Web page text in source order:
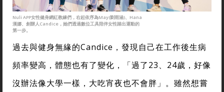
Nuli APP女性健身網紅教練們，右起依序為May(劉雨涵)、Hana
漢娜、創辦人Candice，她們透過數位工具陪伴女性踏出運動的
第一步。
過去與健身無緣的Candice，發現自己在工作後生病
頻率變高，體態也有了變化，「過了23、24歲，好像
沒辦法像大學一樣，大吃宵夜也不會胖」。雖然想嘗